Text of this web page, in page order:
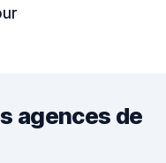
agences de